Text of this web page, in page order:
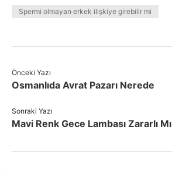
Spermi olmayan erkek ilişkiye girebilir mi
Önceki Yazı
Osmanlıda Avrat Pazarı Nerede
Sonraki Yazı
Mavi Renk Gece Lambası Zararlı Mı